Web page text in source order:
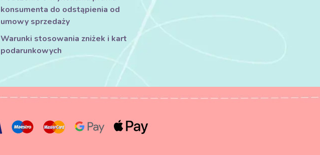
konsumenta do odstąpienia od
umowy sprzedaży
Warunki stosowania zniżek i kart
podarunkowych